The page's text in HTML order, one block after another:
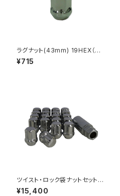
ラグナット(43mm) 19HEX（ク
ローム）
¥715
ツイスト・ロック袋ナットセット
（クローム） 24個+アダプター
¥15,400